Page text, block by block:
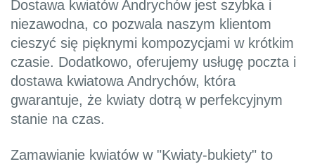
Dostawa kwiatów Andrychów jest szybka i
niezawodna, co pozwala naszym klientom
cieszyć się pięknymi kompozycjami w krótkim
czasie. Dodatkowo, oferujemy usługę poczta i
dostawa kwiatowa Andrychów, która
gwarantuje, że kwiaty dotrą w perfekcyjnym
stanie na czas.
Zamawianie kwiatów w "Kwiaty-bukiety" to